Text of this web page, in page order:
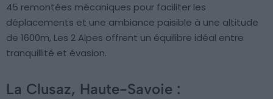
45 remontées mécaniques pour faciliter les
déplacements et une ambiance paisible à une altitude
de 1600m, Les 2 Alpes offrent un équilibre idéal entre
tranquillité et évasion.
La Clusaz, Haute-Savoie :